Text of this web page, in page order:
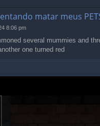
matar meus
8:06 pm
several mummies and
one turned red